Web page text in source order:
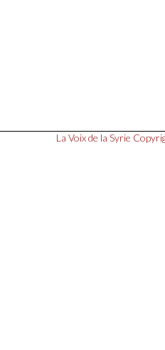
La Voix de la Syrie